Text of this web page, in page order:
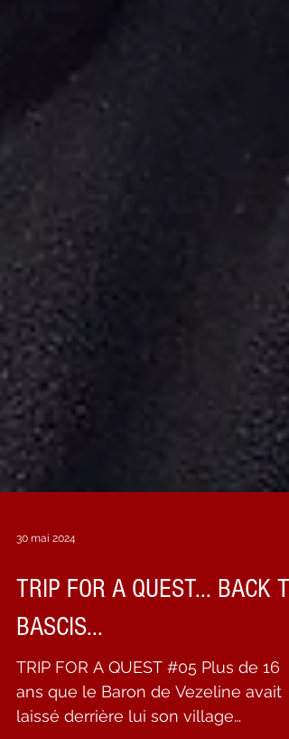
30 mai 2024
TRIP FOR A QUEST... BACK TO
BASCIS...
TRIP FOR A QUEST #05 Plus de 16